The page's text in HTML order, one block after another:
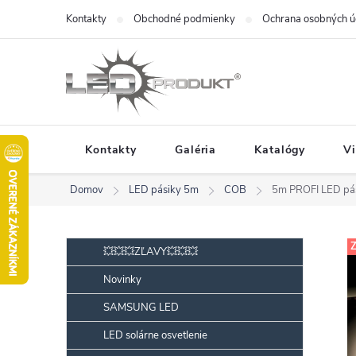
obsah
Kontakty Obchodné podmienky Ochrana osobných
Kontakty Galéria Katalógy
Domov LED pásiky 5m COB 5m PROFI LED
o
č
n
Preskočiť
kategórie💥💥💥ZĽAVY💥💥💥
Novinky
SAMSUNG LED
LED solárne osvetlenie